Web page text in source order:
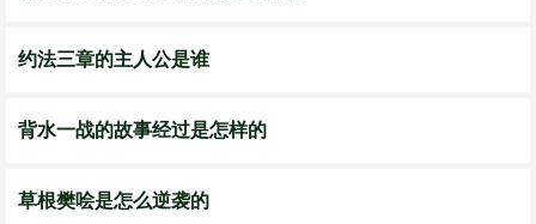
约法三章的主人公是谁
背水一战的故事经过是怎样的
草根樊哙是怎么逆袭的